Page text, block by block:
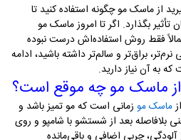
از ماسک مو چگونه استفاده کنید تا
بگذارد. اگر تا امروز ماسک مو
فقط روش استفاده‌اش درست نبوده
براق‌تر و سالم‌تر داشته باشید، ادامه
به آن نیاز دارید.
از ماسک مو چه موقع است؟
ماسک مو زمانی است که مو تمیز باشد و
بلافاصله بعد از شستشو با شامپو و روی
چربی اضافی و باقی‌مانده